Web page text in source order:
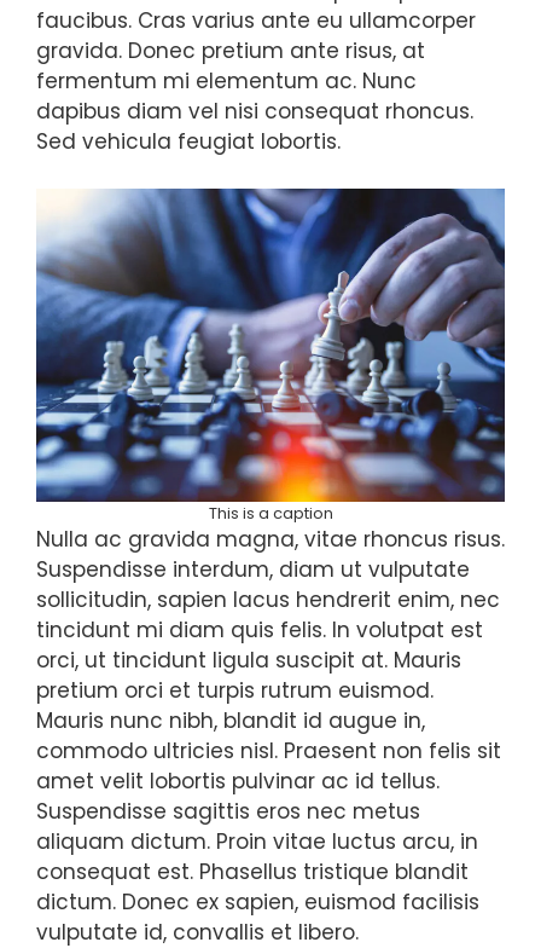
faucibus. Cras varius ante eu ullamcorper
gravida. Donec pretium ante risus, at
fermentum mi elementum ac. Nunc
dapibus diam vel nisi consequat rhoncus.
Sed vehicula feugiat lobortis.
This is a caption
Nulla ac gravida magna, vitae rhoncus risus.
Suspendisse interdum, diam ut vulputate
sollicitudin, sapien lacus hendrerit enim, nec
tincidunt mi diam quis felis. In volutpat est
orci, ut tincidunt ligula suscipit at. Mauris
pretium orci et turpis rutrum euismod.
Mauris nunc nibh, blandit id augue in,
commodo ultricies nisl. Praesent non felis sit
amet velit lobortis pulvinar ac id tellus.
Suspendisse sagittis eros nec metus
aliquam dictum. Proin vitae luctus arcu, in
consequat est. Phasellus tristique blandit
dictum. Donec ex sapien, euismod facilisis
vulputate id, convallis et libero.